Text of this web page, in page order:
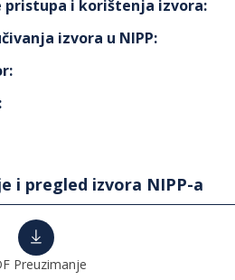
pristupa i korištenja izvora:
izvora u NIPP:
:
:
i pregled izvora NIPP-a
Preuzimanje